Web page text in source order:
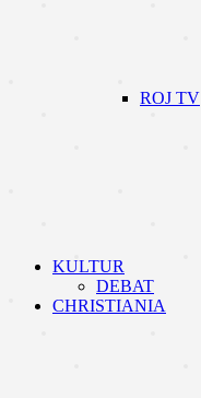
ROJ TV
KULTUR
DEBAT
CHRISTIANIA